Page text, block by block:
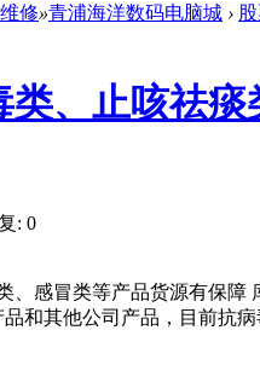
修»青浦海洋数码电脑城 ›
、止咳祛
: 0
冒类等产品货源有保障
和其他公司产品，目前抗